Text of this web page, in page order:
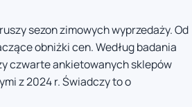
sezon zimowych wyprzedaży. Od
obniżki cen. Według badania
czwarte ankietowanych sklepów
z 2024 r. Świadczy to o